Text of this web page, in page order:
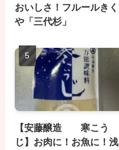
おいしさ！フルールきく
や「三代杉」
【安藤醸造 寒こう
じ】お肉に！お魚に！浅